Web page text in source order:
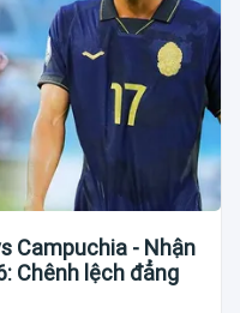
Campuchia - Nhận
Chênh lệch đẳng